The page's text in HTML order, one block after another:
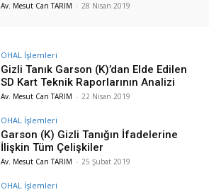
Av. Mesut Can TARIM - 28 Nisan 2019
OHAL İşlemleri
Gizli Tanık Garson (K)’dan Elde Edilen
SD Kart Teknik Raporlarının Analizi
Av. Mesut Can TARIM - 22 Nisan 2019
OHAL İşlemleri
Garson (K) Gizli Tanığın İfadelerine
İlişkin Tüm Çelişkiler
Av. Mesut Can TARIM - 25 Şubat 2019
OHAL İşlemleri